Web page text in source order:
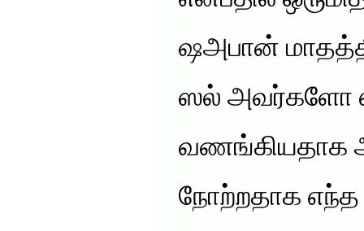
ஷஅபான்
ஸல் அவர்களோ
வணங்கியதாக
நோற்றதாக